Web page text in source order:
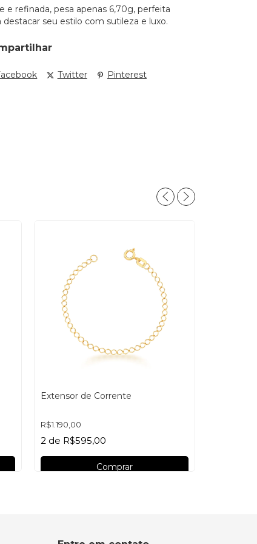
e refinada, pesa apenas 6,70g, perfeita
destacar seu estilo com sutileza e luxo.
Twitter Pinterest
Extensor de Corrente
R$1.190,00
2 de R$595,00
Comprar